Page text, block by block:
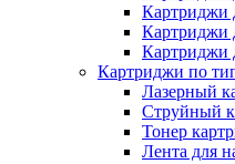
Картриджи
Картриджи
Картриджи
Картриджи по
Лазерный
Струйный
Тонер
Лента для